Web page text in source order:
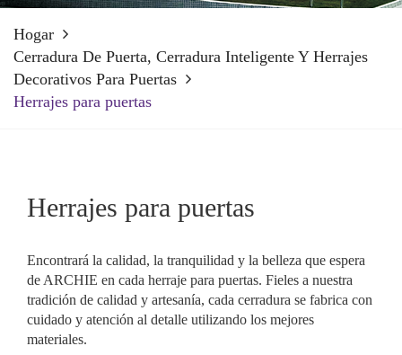
Hogar
Cerradura De Puerta, Cerradura Inteligente Y Herrajes
Decorativos Para Puertas
Herrajes para puertas
Herrajes para puertas
Encontrará la calidad, la tranquilidad y la belleza que espera
de ARCHIE en cada herraje para puertas. Fieles a nuestra
tradición de calidad y artesanía, cada cerradura se fabrica con
cuidado y atención al detalle utilizando los mejores
materiales.